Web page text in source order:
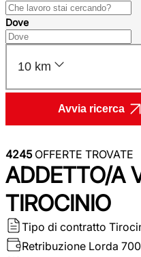
Dove
10 km
Avvia ricerca
4245OFFERTE TROVATE
ADDETTO/A
TIROCINIO
Tipo di contratto
Retribuzione Lorda